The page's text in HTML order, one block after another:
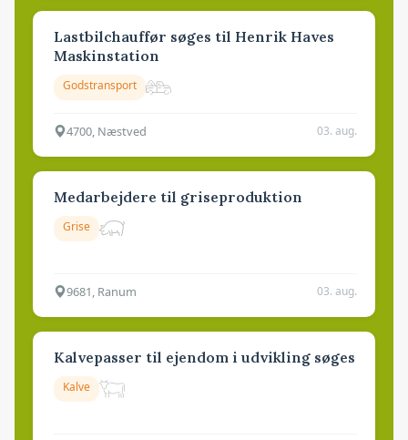
Lastbilchauffør søges til Henrik Haves
Maskinstation
Godstransport
4700, Næstved 03. aug.
Medarbejdere til griseproduktion
Grise
9681, Ranum 03. aug.
Kalvepasser til ejendom i udvikling søges
Kalve